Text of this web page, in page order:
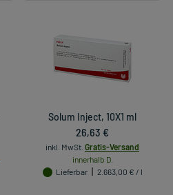
Solum Inject, 10X1 ml
26,63 €
inkl. MwSt. Gratis-Versand
innerhalb D.
Lieferbar
2.663,00 € / l